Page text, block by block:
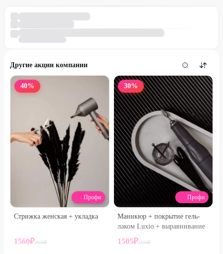
Другие акции компании
40%
Профи
Стрижка женская + укладка
1560₽2600₽
30%
Профи
Маникюр + покрытие гель-
лаком Luxio + выравнивание
1505₽2150₽